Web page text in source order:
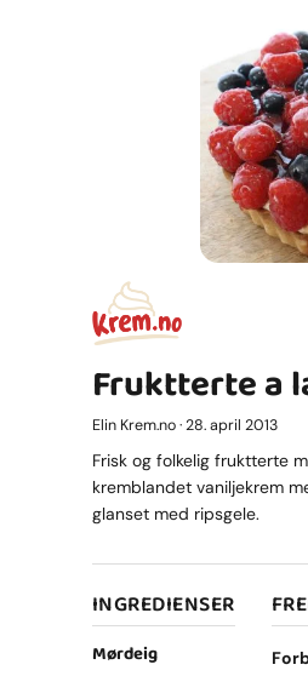
Fruktterte a
Elin Krem.no · 28. april 2013
Frisk og folkelig fruktterte
kremblandet vaniljekrem
glanset med ripsgele.
INGREDIENSER
Mørdeig